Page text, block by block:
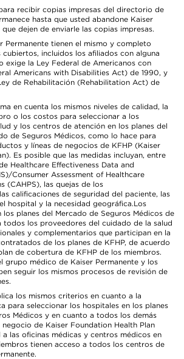
recibir copias impresas del directorio de
hasta que usted abandone Kaiser
dejen de enviarle las copias impresas.
Permanente tienen el mismo y completo
incluidos los afiliados con alguna
exige la Ley Federal de Americanos con
Americans with Disabilities Act) de 1990, y
de Rehabilitación (Rehabilitation Act) de
en cuenta los mismos niveles de calidad, la
o los costos para seleccionar a los
y los centros de atención en los planes del
de Seguros Médicos, como lo hace para
y líneas de negocios de KFHP (Kaiser
Es posible que las medidas incluyan, entre
Healthcare Effectiveness Data and
Consumer Assessment of Healthcare
(CAHPS), las quejas de los
calificaciones de seguridad del paciente, las
hospital y la necesidad geográfica.Los
los planes del Mercado de Seguros Médicos de
todos los proveedores del cuidado de la salud
y complementarios que participan en la
de los planes de KFHP, de acuerdo
de cobertura de KFHP de los miembros.
grupo médico de Kaiser Permanente y los
seguir los mismos procesos de revisión de
los mismos criterios en cuanto a la
para seleccionar los hospitales en los planes
Médicos y en cuanto a todos los demás
de Kaiser Foundation Health Plan
las oficinas médicas y centros médicos en
tienen acceso a todos los centros de